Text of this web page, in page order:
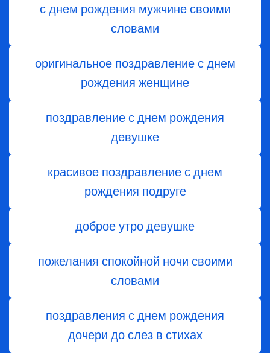
с днем рождения мужчине своими
словами
оригинальное поздравление с днем
рождения женщине
поздравление с днем рождения
девушке
красивое поздравление с днем
рождения подруге
доброе утро девушке
пожелания спокойной ночи своими
словами
поздравления с днем ​​рождения
дочери до слез в стихах